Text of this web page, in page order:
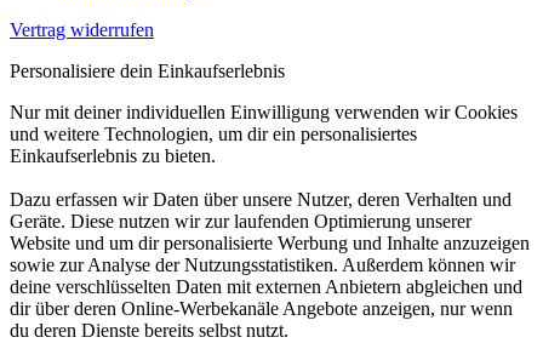
Vertrag widerrufen
Personalisiere dein Einkaufserlebnis
Nur mit deiner individuellen Einwilligung verwenden wir Cookies
und weitere Technologien, um dir ein personalisiertes
Einkaufserlebnis zu bieten.
Dazu erfassen wir Daten über unsere Nutzer, deren Verhalten und
Geräte. Diese nutzen wir zur laufenden Optimierung unserer
Website und um dir personalisierte Werbung und Inhalte anzuzeigen
sowie zur Analyse der Nutzungsstatistiken. Außerdem können wir
deine verschlüsselten Daten mit externen Anbietern abgleichen und
dir über deren Online-Werbekanäle Angebote anzeigen, nur wenn
du deren Dienste bereits selbst nutzt.